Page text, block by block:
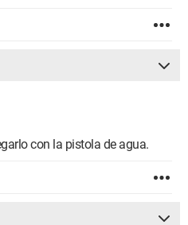
con la pistola de agua.